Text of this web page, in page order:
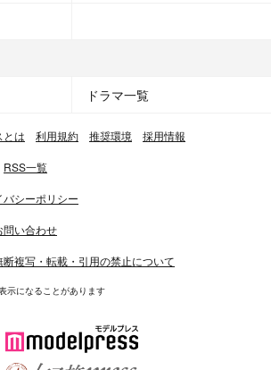
ドラマ一覧
とは 利用規約 推奨環境 採用情報
RSS一覧
シーポリシー
問い合わせ
複写・転載・引用の禁止について
示になることがあります